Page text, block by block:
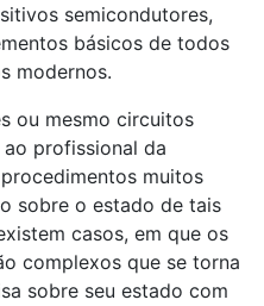
semicondutores,
básicos de todos
modernos.
ou mesmo circuitos
profissional da
muitos
sobre o estado de tais
casos, em que os
complexos que se torna
sobre seu estado com